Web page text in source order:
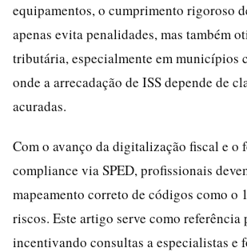
equipamentos, o cumprimento rigoroso
apenas evita penalidades, mas também
tributária, especialmente em municípios
onde a arrecadação de ISS depende de
acuradas.
Com o avanço da digitalização fiscal e o
compliance via SPED, profissionais
mapeamento correto de códigos como o
riscos. Este artigo serve como referência
incentivando consultas a especialistas e